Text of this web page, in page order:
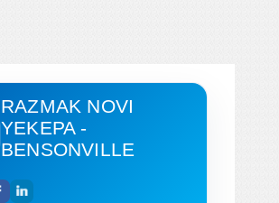
RAZMAK NOVI
YEKEPA -
BENSONVILLE